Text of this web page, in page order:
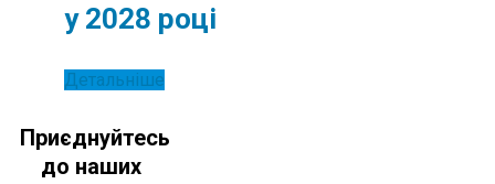
у 2028 році
Детальніше
Приєднуйтесь
до наших